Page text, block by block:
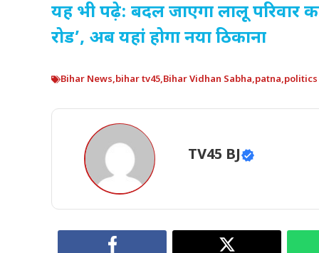
यह भी पढ़े: बदल जाएगा लालू परिवार
रोड’, अब यहां होगा नया ठिकाना
Bihar News,bihar tv45,Bihar Vidhan Sabha,patna,
TV45 BJ